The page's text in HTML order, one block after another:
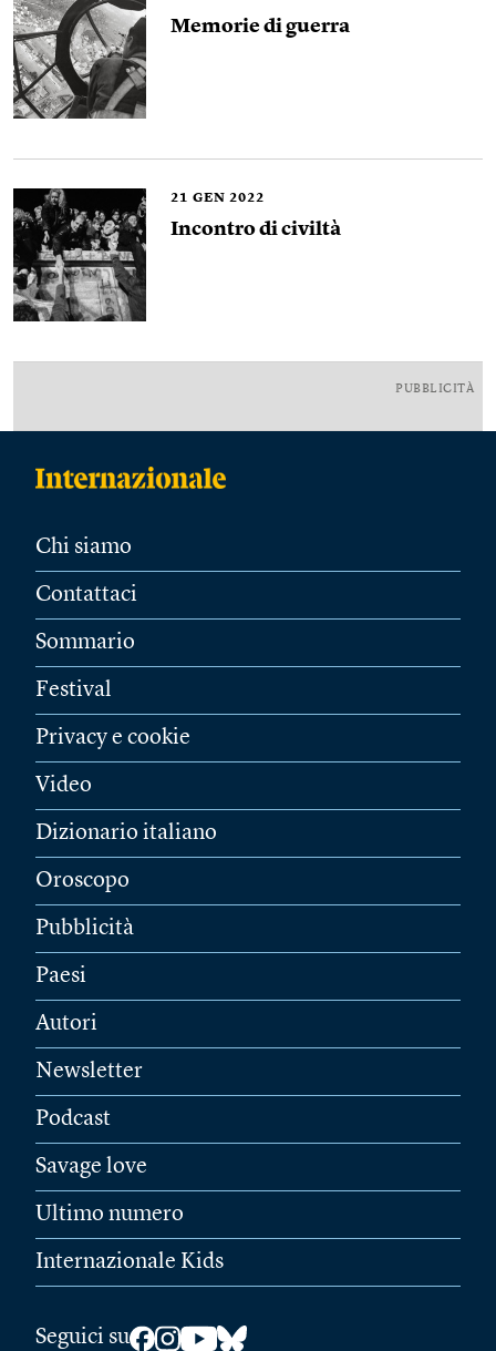
Memorie di guerra
21 GEN 2022
Incontro di civiltà
PUBBLICITÀ
Chi siamo
Contattaci
Sommario
Festival
Privacy e cookie
Video
Dizionario italiano
Oroscopo
Pubblicità
Paesi
Autori
Newsletter
Podcast
Savage love
Ultimo numero
Internazionale Kids
Seguici su